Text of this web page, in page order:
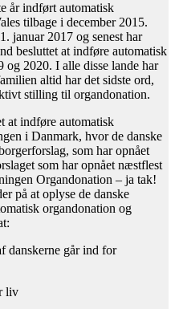
år indført automatisk
tilbage i december 2015.
januar 2017 og senest har
besluttet at indføre automatisk
og 2020. I alle disse lande har
altid har det sidste ord,
stilling til organdonation.
at indføre automatisk
i Danmark, hvor de danske
som har opnået
som har opnået næstflest
Organdonation – ja tak!
på at oplyse de danske
organdonation og
danskerne går ind for
liv